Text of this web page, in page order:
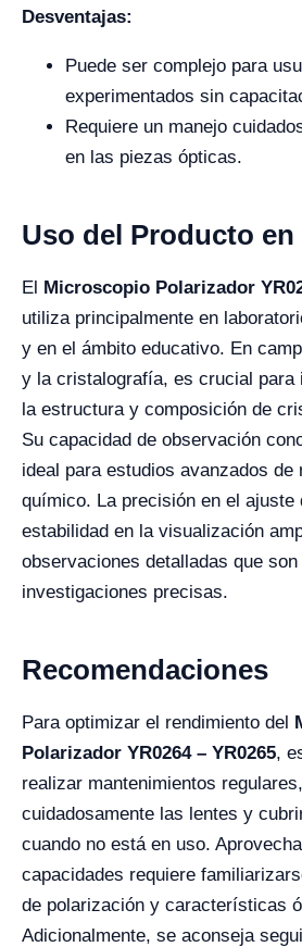
Desventajas:
Puede ser complejo para
experimentados sin
Requiere un manejo
en las piezas ópticas.
Uso del Producto en
El Microscopio Polarizador
utiliza principalmente en
y en el ámbito educativo. En
y la cristalografía, es crucial para
la estructura y composición de
Su capacidad de observación
ideal para estudios avanzados de
químico. La precisión en el ajuste
estabilidad en la visualización
observaciones detalladas que
investigaciones precisas.
Recomendaciones
Para optimizar el rendimiento del
Polarizador YR0264 – YR0265,
realizar mantenimientos
cuidadosamente las lentes y
cuando no está en uso.
capacidades requiere
de polarización y características
Adicionalmente, se aconseja